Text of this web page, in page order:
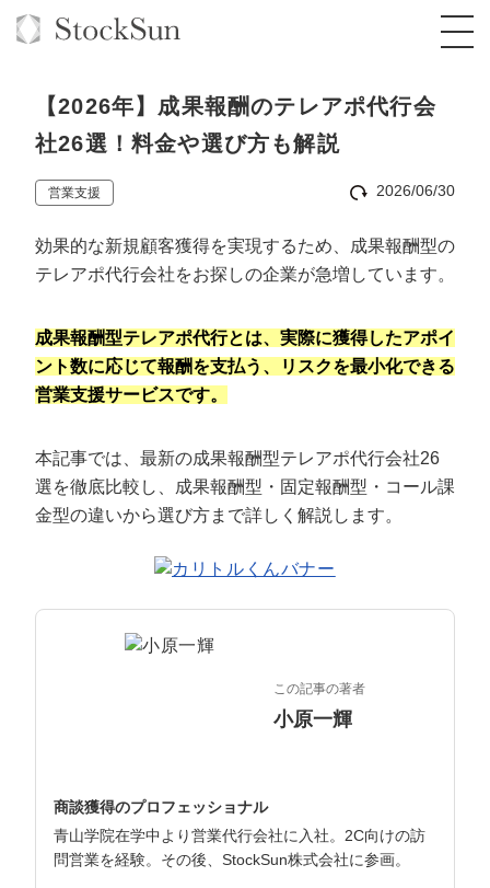
オーダーメイド支援
TOP
品質ガイドライン
社内コンペ
クレーム窓口
BPO支援
ん』
定額制営業代行『カリトルくん』
営業改善特化の動画制作『動画でカリトルく
ん』
格安でAI導入支援『あいのりAI』
拡散付1日密着動画制作『まるごと社長』
1本無料で記事を制作『SEOトライアル』
定額制LP制作・改善『最強LP』
実績
お役立ち資料
料金表
StockSun道場
道場TOP
動画編集
エンジニア
年収エージェント
代表メッセージ（岩野圭佑）
営業
【2026年】成果報酬のテレアポ代行会
社26選！料金や選び方も解説
営業支援 2026/06/30
効果的な新規顧客獲得を実現するため、成果報酬型の
テレアポ代行会社をお探しの企業が急増しています。
成果報酬型テレアポ代行とは、実際に獲得したアポイ
ント数に応じて報酬を支払う、リスクを最小化できる
営業支援サービスです。
本記事では、最新の成果報酬型テレアポ代行会社26
選を徹底比較し、成果報酬型・固定報酬型・コール課
金型の違いから選び方まで詳しく解説します。
この記事の著者
小原一輝
商談獲得のプロフェッショナル
青山学院在学中より営業代行会社に入社。2C向けの訪
問営業を経験。その後、StockSun株式会社に参画。